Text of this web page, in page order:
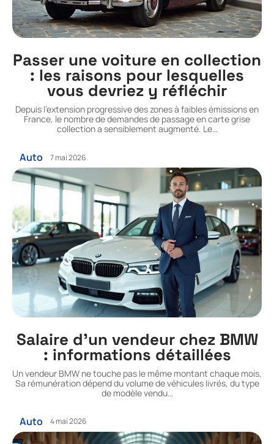
Passer une voiture en collection
: les raisons pour lesquelles
vous devriez y réfléchir
Depuis l'extension progressive des zones à faibles émissions en
France, le nombre de demandes de passage en carte grise
collection a sensiblement augmenté. Le…
Auto 7 mai 2026
Salaire d’un vendeur chez BMW
: informations détaillées
Un vendeur BMW ne touche pas le même montant chaque mois.
Sa rémunération dépend du volume de véhicules livrés, du type
de modèle vendu…
Auto 4 mai 2026